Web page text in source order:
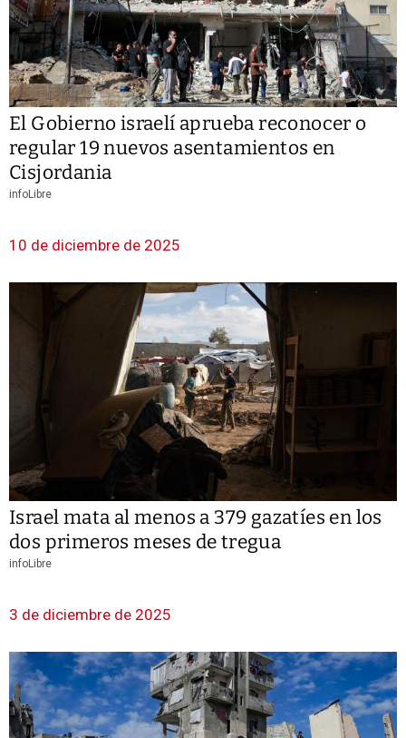
El Gobierno israelí aprueba reconocer o
regular 19 nuevos asentamientos en
Cisjordania
infoLibre
10 de diciembre de 2025
Israel mata al menos a 379 gazatíes en los
dos primeros meses de tregua
infoLibre
3 de diciembre de 2025